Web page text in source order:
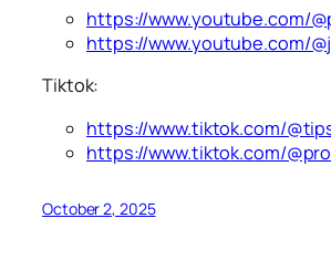
https://www.youtube.com/
https://www.youtube.com/
Tiktok:
https://www.tiktok.com/
https://www.tiktok.com/
October 2, 2025